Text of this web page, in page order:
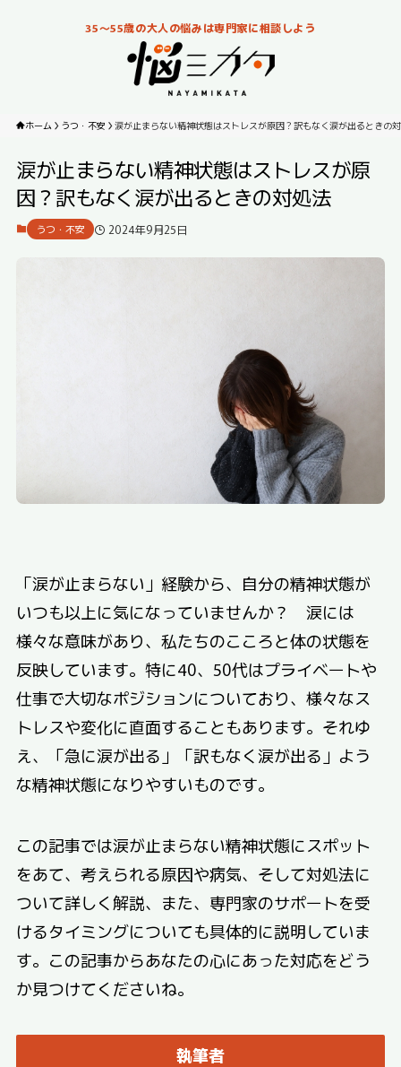
35～55歳の大人の悩みは専門家に相談しよう
ホーム うつ・不安 涙が止まらない精神状態はストレスが原因？訳もなく涙が出るときの
涙が止まらない精神状態はストレスが原
因？訳もなく涙が出るときの対処法
うつ・不安 2024年9月25日
「涙が止まらない」経験から、自分の精神状態が
いつも以上に気になっていませんか？ 涙には
様々な意味があり、私たちのこころと体の状態を
反映しています。特に40、50代はプライベートや
仕事で大切なポジションについており、様々なス
トレスや変化に直面することもあります。それゆ
え、「急に涙が出る」「訳もなく涙が出る」よう
な精神状態になりやすいものです。
この記事では涙が止まらない精神状態にスポット
をあて、考えられる原因や病気、そして対処法に
ついて詳しく解説、また、専門家のサポートを受
けるタイミングについても具体的に説明していま
す。この記事からあなたの心にあった対応をどう
か見つけてくださいね。
執筆者